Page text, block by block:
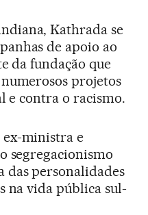
Kathrada se
de apoio ao
da fundação que
projetos
e contra o racismo.
ex-ministra e
segregacionismo
das personalidades
na vida pública sul-